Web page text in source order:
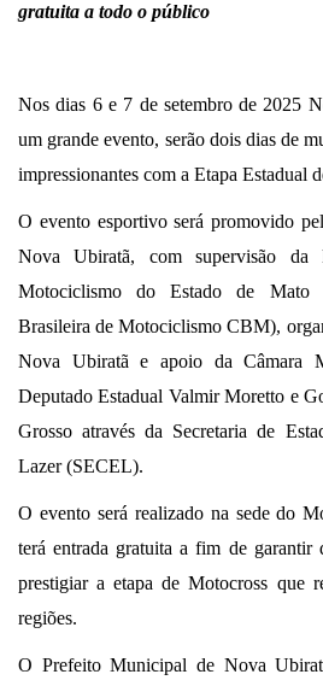
gratuita a todo o público
Nos dias 6 e 7 de setembro de 2025
um grande evento, serão dois dias de
impressionantes com a Etapa Estadual
O evento esportivo será promovido
Nova Ubiratã, com supervisão
Motociclismo do Estado de Mato
Brasileira de Motociclismo CBM),
Nova Ubiratã e apoio da Câmara
Deputado Estadual Valmir Moretto e
Grosso através da Secretaria de
Lazer (SECEL).
O evento será realizado na sede do
terá entrada gratuita a fim de garantir
prestigiar a etapa de Motocross que
regiões.
O Prefeito Municipal de Nova